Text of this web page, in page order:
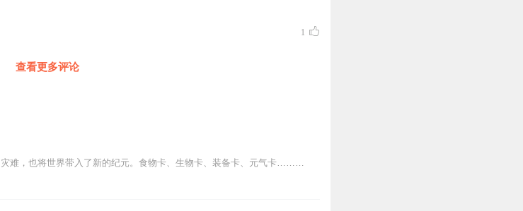
1
查看更多评论
【内容简介】从天而降的卡片带来了末日灾难，也将世界带入了新的纪元。食物卡、生物卡、装备卡、元气卡……这是一个崭新的世界，作为一个在新世界有着三年生存经验的人来说...